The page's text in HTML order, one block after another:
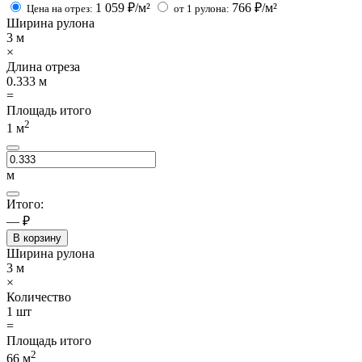
Цена на отрез: 1 059 ₽/м² от 1 рулона: 766 ₽/м²
Ширина рулона
3 м
×
Длина отреза
0.333 м
=
Площадь итого
1 м2
м
Итого:
— ₽
В корзину
Ширина рулона
3 м
×
Количество
1 шт
=
Площадь итого
66 м2